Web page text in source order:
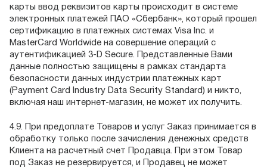
карты ввод реквизитов карты происходит в системе
электронных платежей ПАО «Сбербанк», который прошел
сертификацию в платежных системах Visa Inc. и
MasterCard Worldwide на совершение операций с
аутентификацией 3-D Secure. Представленные Вами
данные полностью защищены в рамках стандарта
безопасности данных индустрии платежных карт
(Payment Card Industry Data Security Standard) и никто,
включая наш интернет-магазин, не может их получить.
4.9. При предоплате Товаров и услуг Заказ принимается в
обработку только после зачисления денежных средств
Клиента на расчетный счет Продавца. При этом Товар
под Заказ не резервируется, и Продавец не может